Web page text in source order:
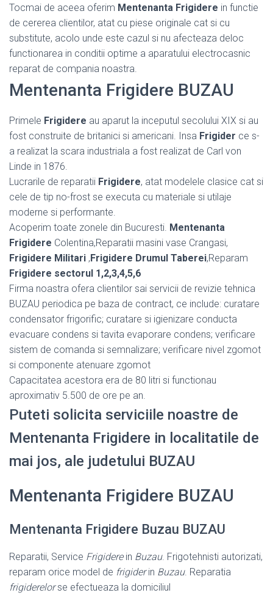
Tocmai de aceea oferim Mentenanta Frigidere in functie
de cererea clientilor, atat cu piese originale cat si cu
substitute, acolo unde este cazul si nu afecteaza deloc
functionarea in conditii optime a aparatului electrocasnic
reparat de compania noastra.
Mentenanta Frigidere BUZAU
Primele Frigidere au aparut la inceputul secolului XIX si au
fost construite de britanici si americani. Insa Frigider ce s-
a realizat la scara industriala a fost realizat de Carl von
Linde in 1876.
Lucrarile de reparatii Frigidere, atat modelele clasice cat si
cele de tip no-frost se executa cu materiale si utilaje
moderne si performante.
Acoperim toate zonele din Bucuresti. Mentenanta
Frigidere Colentina,Reparatii masini vase Crangasi,
Frigidere Militari ,Frigidere Drumul Taberei,Reparam
Frigidere sectorul 1,2,3,4,5,6
Firma noastra ofera clientilor sai servicii de revizie tehnica
BUZAU periodica pe baza de contract, ce include: curatare
condensator frigorific; curatare si igienizare conducta
evacuare condens si tavita evaporare condens; verificare
sistem de comanda si semnalizare; verificare nivel zgomot
si componente atenuare zgomot
Capacitatea acestora era de 80 litri si functionau
aproximativ 5.500 de ore pe an.
Puteti solicita serviciile noastre de
Mentenanta Frigidere in localitatile de
mai jos, ale judetului BUZAU
Mentenanta Frigidere BUZAU
Mentenanta Frigidere Buzau BUZAU
Reparatii, Service Frigiderein Buzau. Frigotehnisti autorizati,
reparam orice model de frigiderin Buzau. Reparatia
frigiderelorse efectueaza la domiciliul